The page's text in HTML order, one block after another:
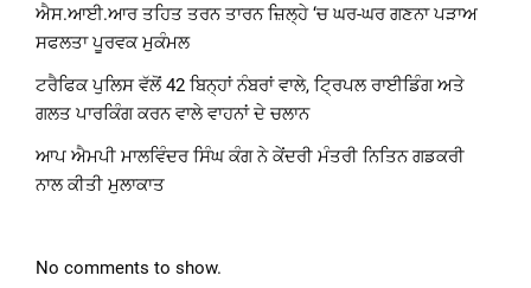
ਐਸ.ਆਈ.ਆਰ ਤਹਿਤ ਤਰਨ ਤਾਰਨ ਜ਼ਿਲ੍ਹੇ ‘ਚ ਘਰ-ਘਰ ਗਣਨਾ ਪੜਾਅ
ਸਫਲਤਾ ਪੂਰਵਕ ਮੁਕੰਮਲ
ਟਰੈਫਿਕ ਪੁਲਿਸ ਵੱਲੋਂ 42 ਬਿਨ੍ਹਾਂ ਨੰਬਰਾਂ ਵਾਲੇ, ਟ੍ਰਿਪਲ ਰਾਈਡਿੰਗ ਅਤੇ
ਗਲਤ ਪਾਰਕਿੰਗ ਕਰਨ ਵਾਲੇ ਵਾਹਨਾਂ ਦੇ ਚਲਾਨ
ਆਪ ਐਮਪੀ ਮਾਲਵਿੰਦਰ ਸਿੰਘ ਕੰਗ ਨੇ ਕੇਂਦਰੀ ਮੰਤਰੀ ਨਿਤਿਨ ਗਡਕਰੀ
ਨਾਲ ਕੀਤੀ ਮੁਲਾਕਾਤ
No comments to show.